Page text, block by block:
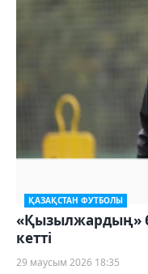
ҚАЗАҚСТАН ФУТБОЛЫ
«Қызылжардың»
кетті
29 маусым 2026 18:35